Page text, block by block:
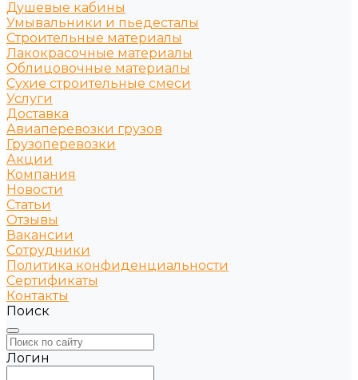
Душевые кабины
Умывальники и пьедесталы
Строительные материалы
Лакокрасочные материалы
Облицовочные материалы
Сухие строительные смеси
Услуги
Доставка
Авиаперевозки грузов
Грузоперевозки
Акции
Компания
Новости
Статьи
Отзывы
Вакансии
Сотрудники
Политика конфиденциальности
Сертификаты
Контакты
Поиск
Логин